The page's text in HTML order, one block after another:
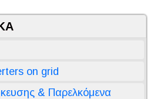
on grid
& Παρελκόμενα